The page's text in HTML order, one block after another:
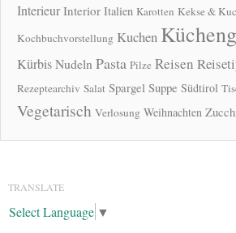
Interieur Interior Italien Karotten Kekse &
Kochbuchvorstellung Kuchen
KürbisNudeln Pasta Pilze Reisen
Rezeptearchiv Salat Spargel Suppe Südtirol
Vegetarisch Verlosung Weihnachten
TRANSLATE
Select Language ▼